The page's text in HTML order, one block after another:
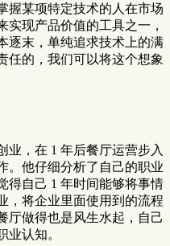
握某项特定技术的人在市场
实现产品价值的工具之一，
逐末，单纯追求技术上的满
任的，我们可以将这个想象
业，在 1 年后餐厅运营步入
。他仔细分析了自己的职业
得自己 1 年时间能够将事情
，将企业里面使用到的流程
厅做得也是风生水起，自己
业认知。